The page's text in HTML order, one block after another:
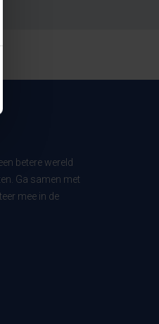
betere wereld
Ga samen met
mee in de